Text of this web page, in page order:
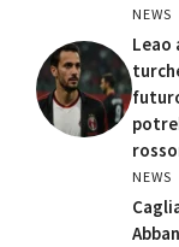
NEWS
Leao
NEWS